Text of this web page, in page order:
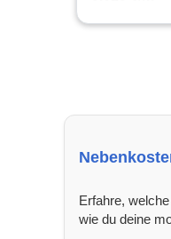
Erfahre,
wie du deine